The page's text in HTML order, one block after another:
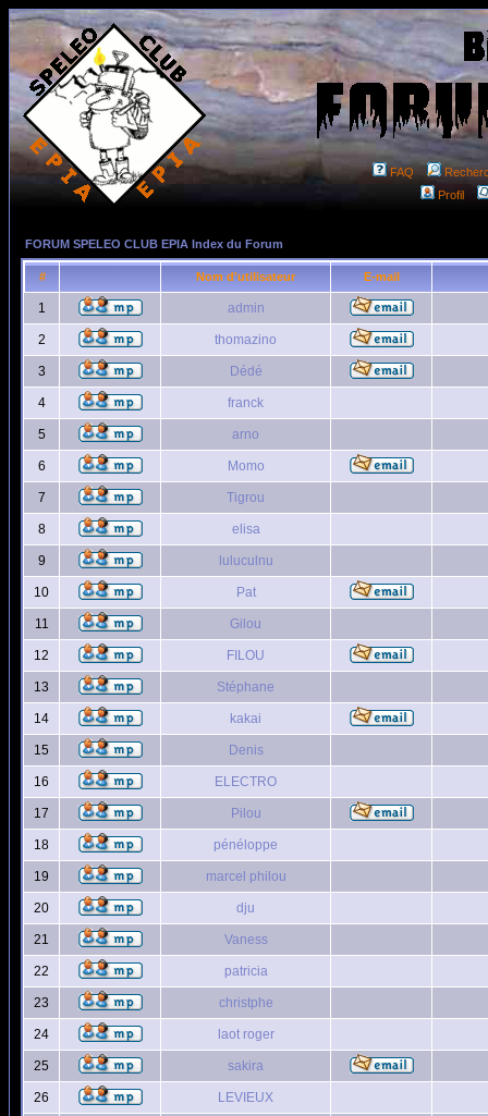
FAQ
Profil
FORUM SPELEO CLUB EPIA Index du Forum
# Nom d'utilisateur E-mail
1 admin
2 thomazino
3 Dédé
4 franck
5 arno
6 Momo
7 Tigrou
8 elisa
9 luluculnu
10 Pat
11 Gilou
12 FILOU
13 Stéphane
14 kakai
15 Denis
16 ELECTRO
17 Pilou
18 pénéloppe
19 marcel philou
20 dju
21 Vaness
22 patricia
23 christphe
24 laot roger
25 sakira
26 LEVIEUX